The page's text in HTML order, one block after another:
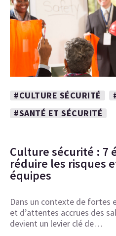
#CULTURE SÉCURITÉ
#SANTÉ ET SÉCURITÉ
Culture sécurité : 7
réduire les risques
équipes
Dans un contexte de fortes
et d’attentes accrues des
devient un levier clé de…